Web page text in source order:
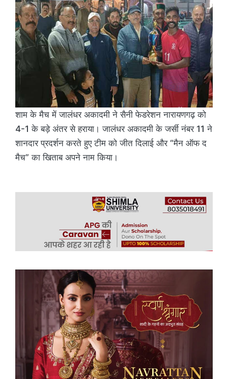
शाम के मैच में जालंधर अकादमी ने सैनी फेडरेशन नारायणगढ़ को
4-1 के बड़े अंतर से हराया। जालंधर अकादमी के जर्सी नंबर 11 ने
शानदार प्रदर्शन करते हुए टीम को जीत दिलाई और “मैन ऑफ द
मैच” का खिताब अपने नाम किया।